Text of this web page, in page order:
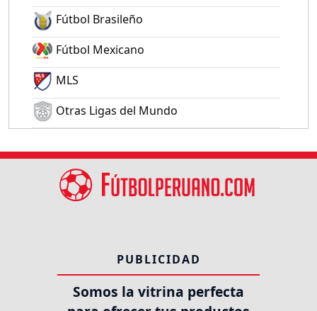
Fútbol Brasileño
Fútbol Mexicano
MLS
Otras Ligas del Mundo
PUBLICIDAD
Somos la vitrina perfecta